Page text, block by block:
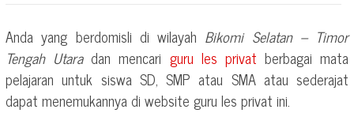
Anda yang berdomisli di wilayah Bikomi Selatan – Timor
Tengah Utaradan mencari guru les privat berbagai mata
pelajaran untuk siswa SD, SMP atau SMA atau sederajat
dapat menemukannya di website guru les privat ini.